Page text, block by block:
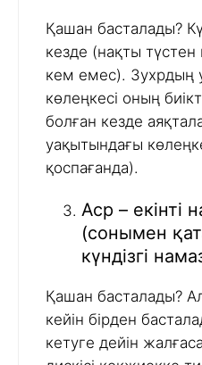
Қашан басталады?
кезде (нақты түстен
кем емес). Зухрдың
көлеңкесі оның
болған кезде
уақытындағы
қоспағанда).
Аср – екінті
(сонымен
күндізгі
Қашан басталады?
кейін бірден
кетуге дейін